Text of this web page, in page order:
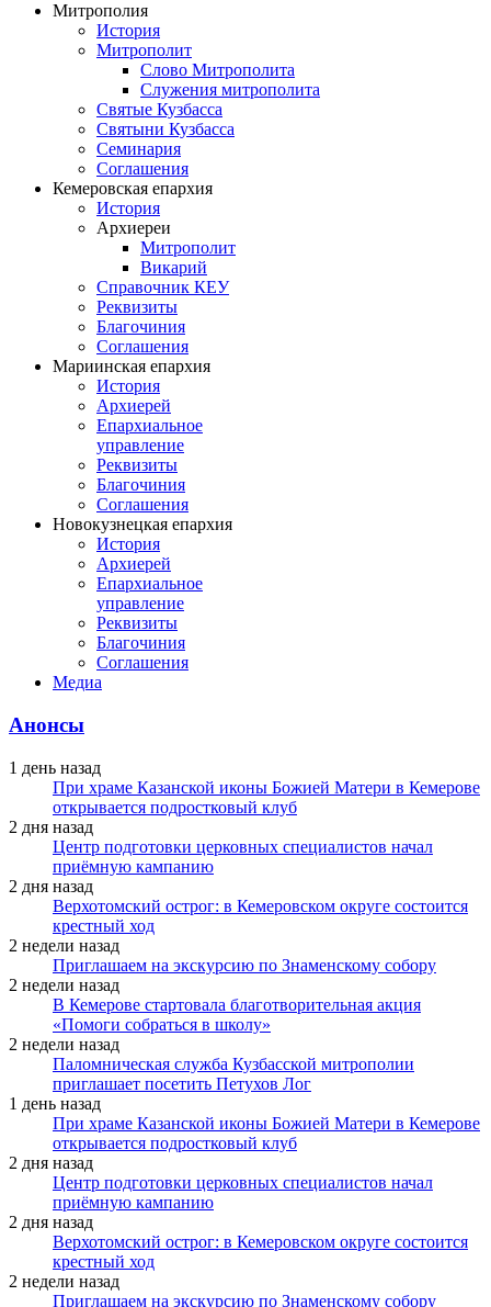
Митрополия
История
Митрополит
Слово Митрополита
Служения митрополита
Святые Кузбасса
Святыни Кузбасса
Семинария
Соглашения
Кемеровская епархия
История
Архиереи
Митрополит
Викарий
Справочник КЕУ
Реквизиты
Благочиния
Соглашения
Мариинская епархия
История
Архиерей
Епархиальное
управление
Реквизиты
Благочиния
Соглашения
Новокузнецкая епархия
История
Архиерей
Епархиальное
управление
Реквизиты
Благочиния
Соглашения
Медиа
Анонсы
1 день назад
При храме Казанской иконы Божией Матери в Кемерове
открывается подростковый клуб
2 дня назад
Центр подготовки церковных специалистов начал
приёмную кампанию
2 дня назад
Верхотомский острог: в Кемеровском округе состоится
крестный ход
2 недели назад
Приглашаем на экскурсию по Знаменскому собору
2 недели назад
В Кемерове стартовала благотворительная акция
«Помоги собраться в школу»
2 недели назад
Паломническая служба Кузбасской митрополии
приглашает посетить Петухов Лог
1 день назад
При храме Казанской иконы Божией Матери в Кемерове
открывается подростковый клуб
2 дня назад
Центр подготовки церковных специалистов начал
приёмную кампанию
2 дня назад
Верхотомский острог: в Кемеровском округе состоится
крестный ход
2 недели назад
Приглашаем на экскурсию по Знаменскому собору